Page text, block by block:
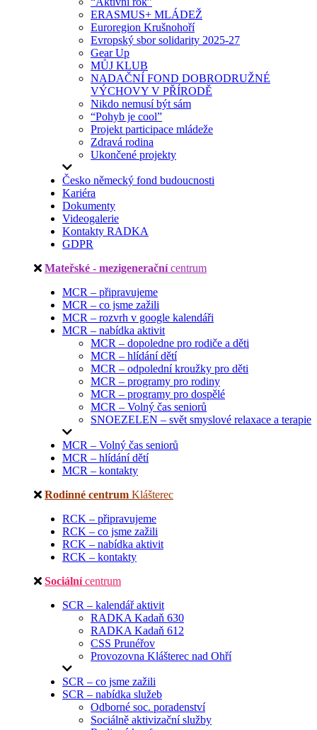
ERASMUS+ MLÁDEŽ
Euroregion Krušnohoří
Evropský sbor solidarity 2025-27
Gear Up
MŮJ KLUB
NADAČNÍ FOND DOBRODRUŽNÉ
VÝCHOVY V PŘÍRODĚ
Nikdo nemusí být sám
“Pohyb je cool”
Projekt participace mládeže
Zdravá rodina
Ukončené projekty
Česko německý fond budoucnosti
Kariéra
Dokumenty
Videogalerie
Kontakty RADKA
GDPR
Mateřské - mezigenerační centrum
MCR – připravujeme
MCR – co jsme zažili
MCR – rozvrh v google kalendáři
MCR – nabídka aktivit
MCR – dopoledne pro rodiče a děti
MCR – hlídání dětí
MCR – odpolední kroužky pro děti
MCR – programy pro rodiny
MCR – programy pro dospělé
MCR – Volný čas seniorů
SNOEZELEN – svět smyslové relaxace a terapie
MCR – Volný čas seniorů
MCR – hlídání dětí
MCR – kontakty
Rodinné centrum Klášterec
RCK – připravujeme
RCK – co jsme zažili
RCK – nabídka aktivit
RCK – kontakty
Sociální centrum
SCR – kalendář aktivit
RADKA Kadaň 630
RADKA Kadaň 612
CSS Prunéřov
Provozovna Klášterec nad Ohří
SCR – co jsme zažili
SCR – nabídka služeb
Odborné soc. poradenství
Sociálně aktivizační služby